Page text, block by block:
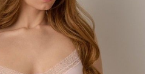
bielizna LACE TWIST jest
kobiecego i subtelnego wyglądu.